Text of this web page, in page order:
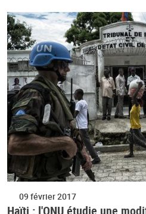
09 février 2017
Haïti : l'ONU étudie une